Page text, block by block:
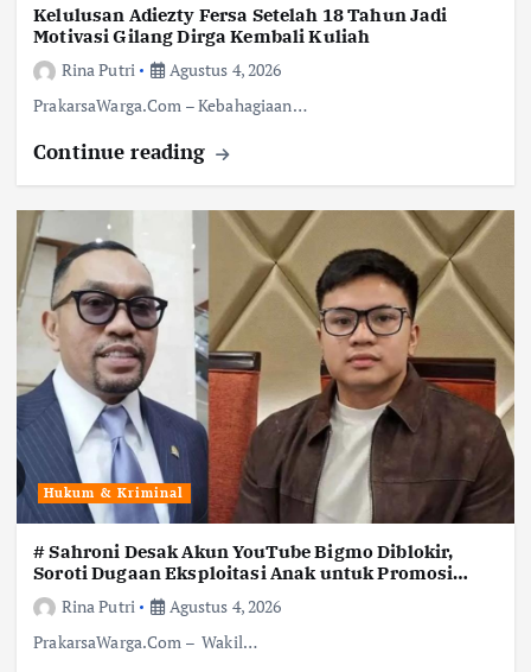
Kelulusan Adiezty Fersa Setelah 18 Tahun Jadi
Motivasi Gilang Dirga Kembali Kuliah
Rina Putri
Agustus 4, 2026
PrakarsaWarga.Com – Kebahagiaan…
Continue reading
Hukum & Kriminal
# Sahroni Desak Akun YouTube Bigmo Diblokir,
Soroti Dugaan Eksploitasi Anak untuk Promosi
Vape
Rina Putri
Agustus 4, 2026
PrakarsaWarga.Com – Wakil…